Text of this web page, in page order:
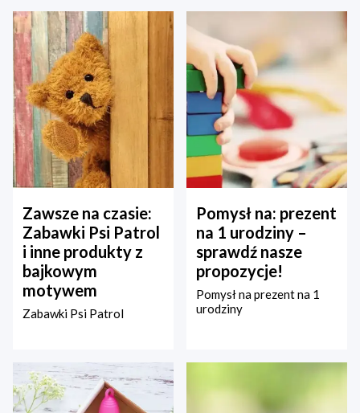
Zawsze na czasie:
Zabawki Psi Patrol
i inne produkty z
bajkowym
motywem
Zabawki Psi Patrol
Pomysł na: prezent
na 1 urodziny –
sprawdź nasze
propozycje!
Pomysł na prezent na 1
urodziny